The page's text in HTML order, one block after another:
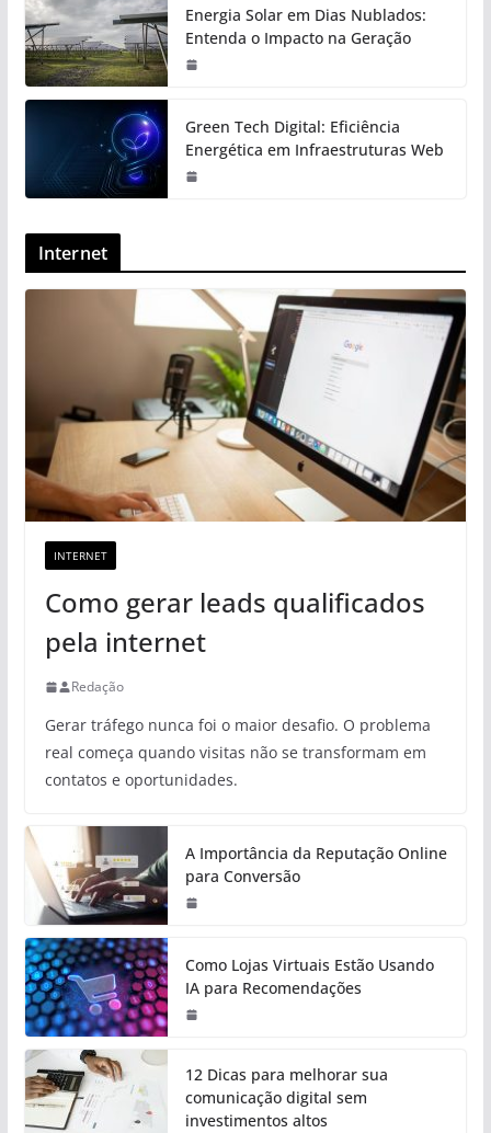
Energia Solar em Dias Nublados:
Entenda o Impacto na Geração
Green Tech Digital: Eficiência
Energética em Infraestruturas Web
Internet
INTERNET
Como gerar leads qualificados
pela internet
Redação
Gerar tráfego nunca foi o maior desafio. O problema
real começa quando visitas não se transformam em
contatos e oportunidades.
A Importância da Reputação Online
para Conversão
Como Lojas Virtuais Estão Usando
IA para Recomendações
12 Dicas para melhorar sua
comunicação digital sem
investimentos altos